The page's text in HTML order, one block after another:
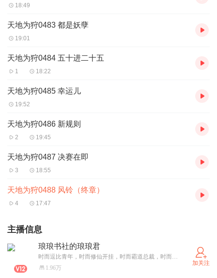
18:49
天地为狩0483 都是妖孽
19:01
天地为狩0484 五十进二十五
1 18:22
天地为狩0485 幸运儿
19:52
天地为狩0486 新规则
2 19:45
天地为狩0487 决赛在即
3 18:55
天地为狩0488 风铃（终章）
4 17:47
主播信息
琅琅书社的琅琅君
时而逗比青年，时而修仙开挂，时而霸道总裁，时而惊悚一吓！在下就是琅琅书社的琅琅君，总有一款耽误你！别瞅了，赶紧过来听书喽！（Q:408496523，群：598423412，微公众：琅琅书社。）
1.96万
加关注